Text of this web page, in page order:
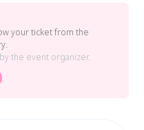
your ticket from the
the event organizer.